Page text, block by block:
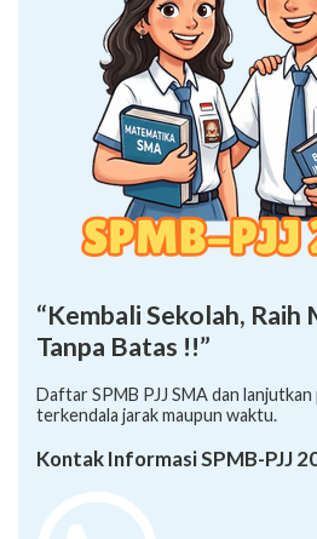
“Kembali Sekolah, Raih
Tanpa Batas !!”
Daftar SPMB PJJ SMA dan
terkendala jarak maupun waktu.
Kontak Informasi SPMB-PJJ